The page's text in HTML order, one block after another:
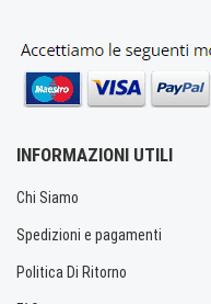
INFORMAZIONI UTILI
Chi Siamo
Spedizioni e pagamenti
Politica Di Ritorno